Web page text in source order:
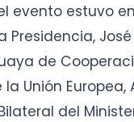
evento estuvo
Presidencia,
de
Unión
del